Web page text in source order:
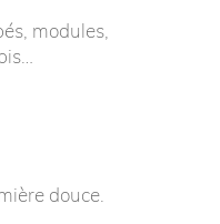
modules,
douce.